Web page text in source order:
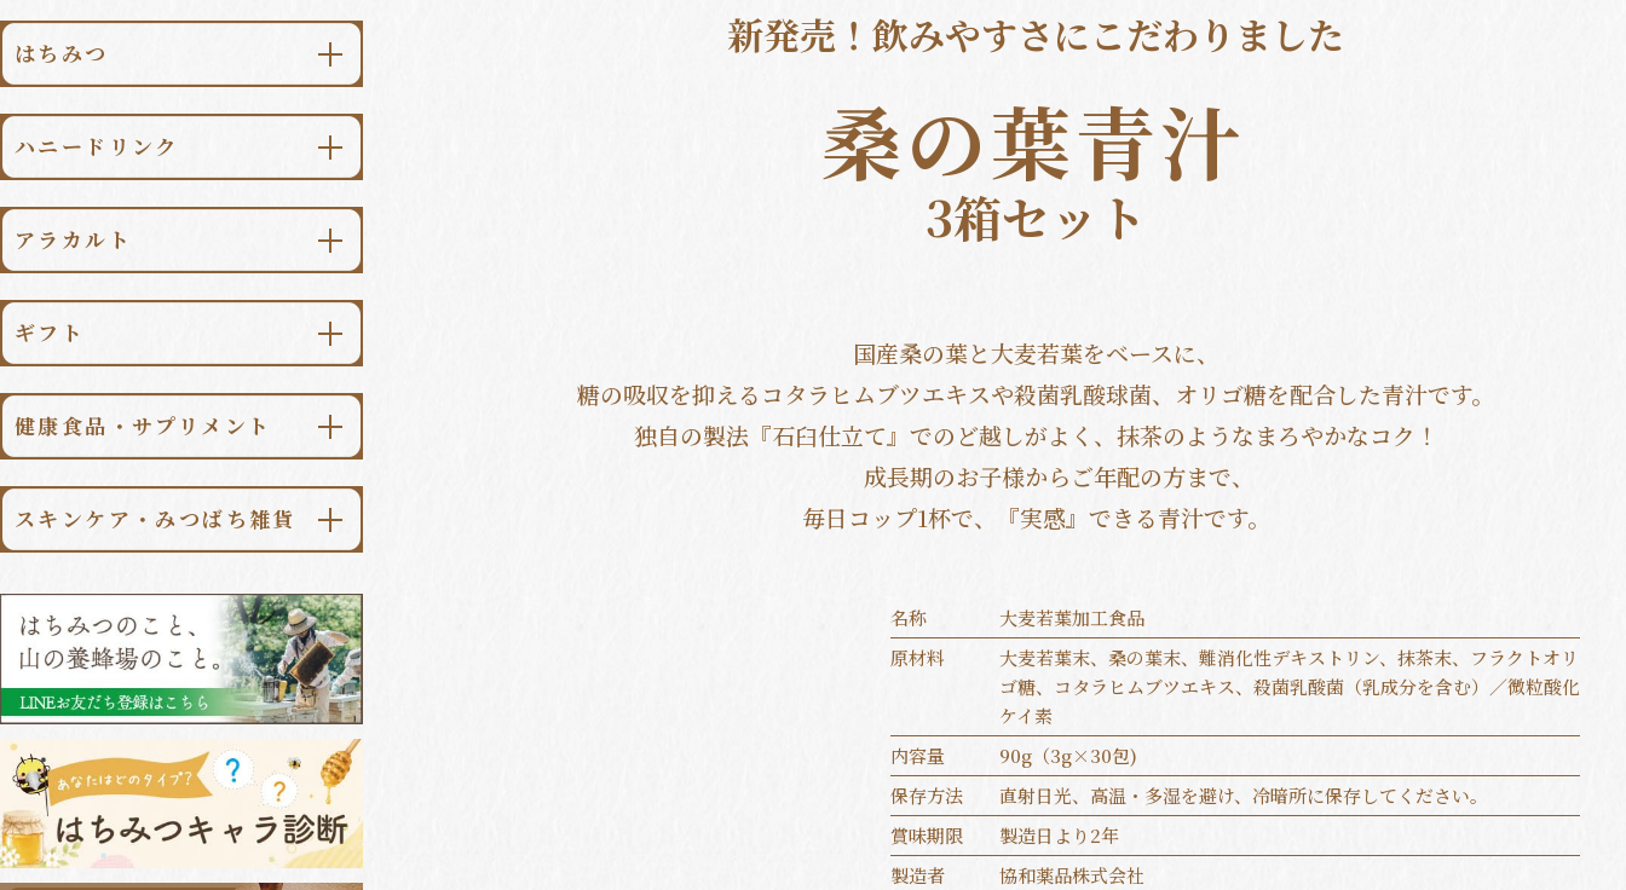
\初回限定・送料無料/
あかしあ大地500g
ハニードリンク柚子みつ500ml
\送料無料/
純粋はちみつ食べ比べセット
はちみつ
あかしあ大地
⽇本のはちみつ
世界のはちみつ
マヌカハニー
季節限定はちみつ
ハニードリンク
柚子みつ
梅みつ
檸檬みつ
生姜みつ
山ぶどうみつ
加賀柚子みつ
金澤柚子みつ
季節のハニードリンク
ハニードリンク一覧はこちら
アラカルト
はちみつ漬
スイーツ
調味料・食品
コーヒー・紅茶
アラカルト一覧はこちら
ギフト
シーンで選ぶ
価格で選ぶ
ギフト一覧はこちら
健康⾷品・サプリメント
ローヤルゼリー
桑の葉青汁
ローヤルゼリー⼊無臭にんにく
みつばち健康食品/サプリメント
健康食品定期便
健康食品まとめ買い
一覧はこちら
スキンケア・みつばち雑貨
みつばち雑貨
一覧はこちら
新発売！飲みやすさにこだわりました
桑の葉青汁
3箱セット
国産桑の葉と大麦若葉をベースに、
糖の吸収を抑えるコタラヒムブツエキスや殺菌乳酸球菌、オリゴ糖を配合した青汁です。
独自の製法『石臼仕立て』でのど越しがよく、抹茶のようなまろやかなコク！
成長期のお子様からご年配の方まで、
毎日コップ1杯で、『実感』できる青汁です。
名称
大麦若葉加工食品
原材料
大麦若葉末、桑の葉末、難消化性デキストリン、抹茶末、フラクトオリ
ゴ糖、コタラヒムブツエキス、殺菌乳酸菌（乳成分を含む）／微粒酸化
ケイ素
内容量
90g（3g×30包)
保存方法
直射日光、高温・多湿を避け、冷暗所に保存してください。
賞味期限
製造日より2年
製造者
協和薬品株式会社